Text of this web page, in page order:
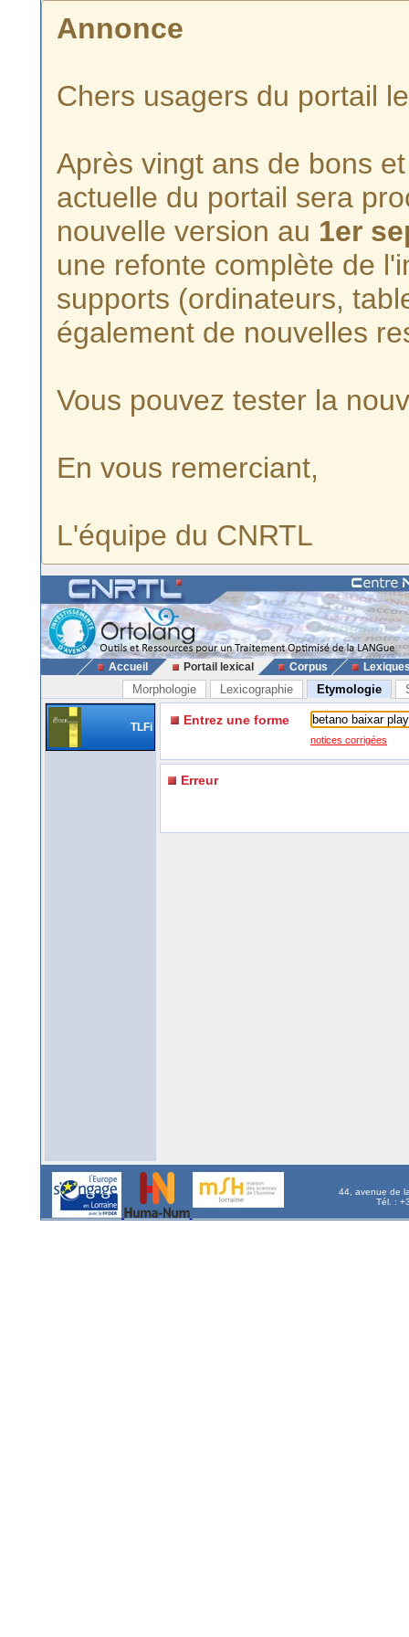
Annonce
Chers usagers du portail
Après vingt ans de bons
actuelle du portail sera
nouvelle version au 1er
une refonte complète de
supports (ordinateurs,
également de nouvelles
Vous pouvez tester la
En vous remerciant,
L'équipe du CNRTL
Accueil Portail lexical Corpus
Morphologie Lexicographie Etymologie
TLFi Entrez une forme
notices corrigées
Erreur
44, avenue de
Tél. :